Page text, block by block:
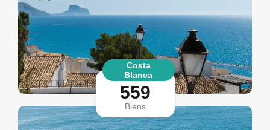
Costa
Blanca
559
Biens